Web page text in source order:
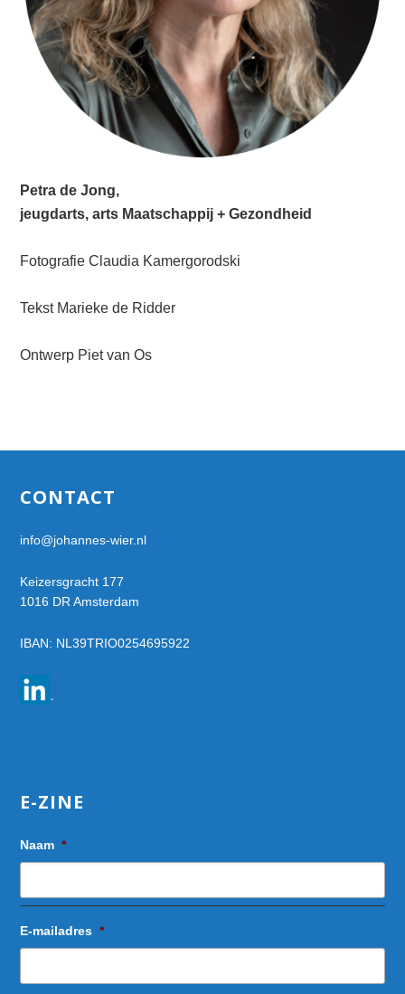
Petra de Jong,
jeugdarts, arts Maatschappij + Gezondheid
Fotografie Claudia Kamergorodski
Tekst Marieke de Ridder
Ontwerp Piet van Os
Footer
CONTACT
info@johannes-wier.nl
Keizersgracht 177
1016 DR Amsterdam
IBAN: NL39TRIO0254695922
E-ZINE
Naam *
E-mailadres *